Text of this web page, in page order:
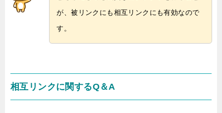
が、被リンクにも相互リンクにも有効なので
す。
相互リンクに関するQ＆A